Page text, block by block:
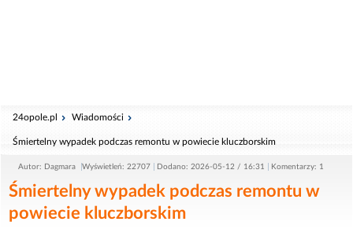
24opole.pl Wiadomości
Śmiertelny wypadek podczas remontu w powiecie kluczborskim
Autor: Dagmara Wyświetleń: 22707 Dodano: 2026-05-12 / 16:31 Komentarzy: 1
Śmiertelny wypadek podczas remontu w
powiecie kluczborskim